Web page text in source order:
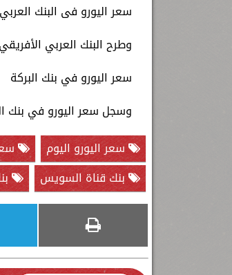
سعر اليورو فى البنك
وطرح البنك العربي الأفريقي سعر اليورو بنحو
سعر اليورو في بنك البركة
وسجل سعر اليورو في بنك البركة 51.95 جنيه للشراء،
سعر اليورو اليوم
بنك قناة السويس